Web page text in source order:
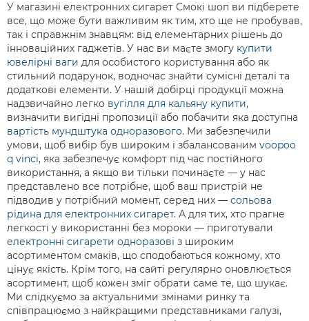
У магазині електронних сигарет Смокі шоп ви підберете
все, що може бути важливим як тим, хто ще не пробував,
так і справжнім знавцям: від елементарних рішень до
інноваційних гаджетів. У нас ви маєте змогу купити
ювелірні ваги для особистого користування або як
стильний подарунок, водночас знайти сумісні деталі та
додаткові елементи. У нашій добірці продукції можна
надзвичайно легко вугілля для кальяну купити,
визначити вигідні пропозиції або побачити яка доступна
вартість мундштука одноразового. Ми забезпечили
умови, щоб вибір був широким і збалансованим voopoo
q vinci, яка забезпечує комфорт під час постійного
використання, а якщо ви тільки починаєте — у нас
представлено все потрібне, щоб ваш пристрій не
підводив у потрібний момент, серед них — сольова
рідина для електронних сигарет. А для тих, хто прагне
легкості у використанні без мороки — приготували
електронні сигарети одноразові з широким
асортиментом смаків, що сподобаються кожному, хто
цінує якість. Крім того, на сайті регулярно оновлюється
асортимент, щоб кожен зміг обрати саме те, що шукає.
Ми слідкуємо за актуальними змінами ринку та
співпрацюємо з найкращими представниками галузі,